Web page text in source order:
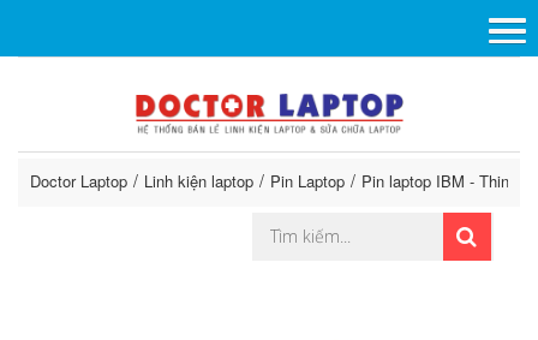
Doctor Laptop Linh kiện laptop Pin Laptop Pin laptop IBM -